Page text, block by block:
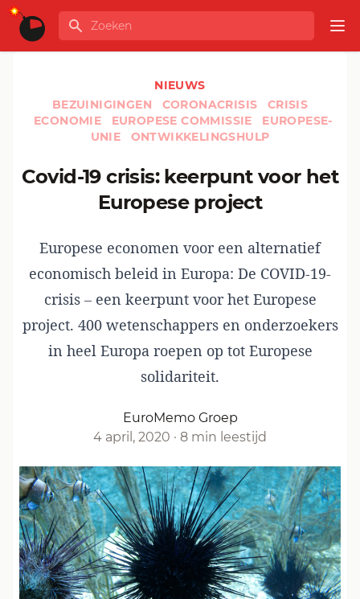
Ga naar de inhoud
GLOBALINFO
Zoeken
NIEUWS
BEZUINIGINGEN
CORONACRISIS
CRISIS
ECONOMIE
EUROPESE COMMISSIE
EUROPESE-
UNIE
ONTWIKKELINGSHULP
Covid-19 crisis: keerpunt voor het
Europese project
Europese economen voor een alternatief
economisch beleid in Europa: De COVID-19-
crisis – een keerpunt voor het Europese
project. 400 wetenschappers en onderzoekers
in heel Europa roepen op tot Europese
solidariteit.
EuroMemo Groep
4 april, 2020 · 8 min leestijd